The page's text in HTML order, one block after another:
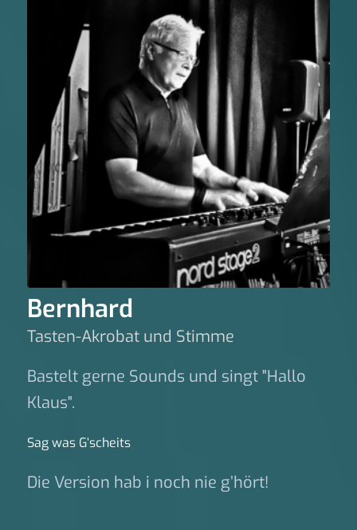
Bernhard
Tasten-Akrobat und Stimme
Bastelt gerne Sounds und singt "Hallo
Klaus".
Sag was G‘scheits
Die Version hab i noch nie g’hört!